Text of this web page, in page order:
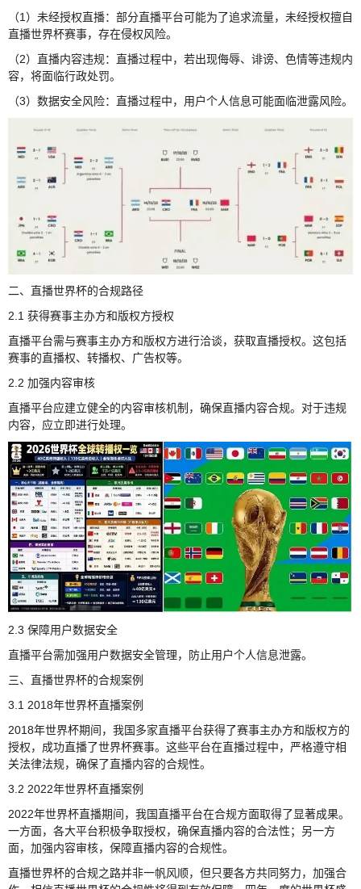
（1）未经授权直播：部分直播平台可能为了追求流量，未经授权擅自
直播世界杯赛事，存在侵权风险。
（2）直播内容违规：直播过程中，若出现侮辱、诽谤、色情等违规内
容，将面临行政处罚。
（3）数据安全风险：直播过程中，用户个人信息可能面临泄露风险。
二、直播世界杯的合规路径
2.1 获得赛事主办方和版权方授权
直播平台需与赛事主办方和版权方进行洽谈，获取直播授权。这包括
赛事的直播权、转播权、广告权等。
2.2 加强内容审核
直播平台应建立健全的内容审核机制，确保直播内容合规。对于违规
内容，应立即进行处理。
2.3 保障用户数据安全
直播平台需加强用户数据安全管理，防止用户个人信息泄露。
三、直播世界杯的合规案例
3.1 2018年世界杯直播案例
2018年世界杯期间，我国多家直播平台获得了赛事主办方和版权方的
授权，成功直播了世界杯赛事。这些平台在直播过程中，严格遵守相
关法律法规，确保了直播内容的合规性。
3.2 2022年世界杯直播案例
2022年世界杯直播期间，我国直播平台在合规方面取得了显著成果。
一方面，各大平台积极争取授权，确保直播内容的合法性；另一方
面，加强内容审核，保障直播内容的合规性。
直播世界杯的合规之路并非一帆风顺，但只要各方共同努力，加强合